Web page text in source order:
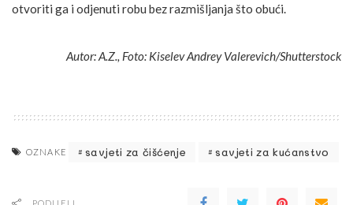
otvoriti ga i odjenuti robu bez razmišljanja što obući.
Autor: A.Z., Foto: Kiselev Andrey Valerevich/Shutterstock
OZNAKE savjeti za čišćenje savjeti za kućanstvo
PODIJELI